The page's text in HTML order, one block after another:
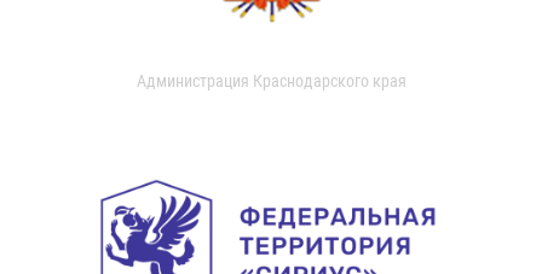
Администрация Краснодарского края